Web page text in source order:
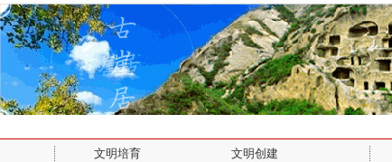
文明培育
文明创建